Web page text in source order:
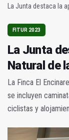
La Junta destaca la
FITUR 2023
La Junta
Natural de
La Finca El
se incluyen
ciclistas y